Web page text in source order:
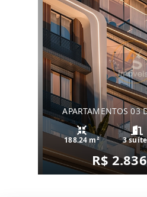
APARTAMENTOS 03
188.24 m² 3
R$